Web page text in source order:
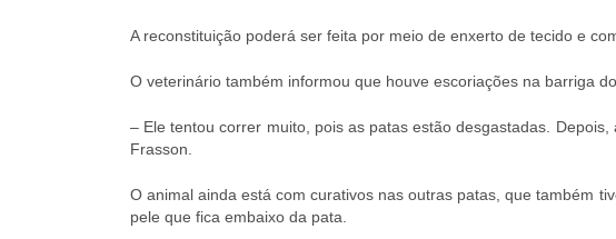
A reconstituição poderá ser feita por meio de enxerto de tecido e
O veterinário também informou que houve escoriações na barriga
– Ele tentou correr muito, pois as patas estão desgastadas.
Frasson.
O animal ainda está com curativos nas outras patas, que também
pele que fica embaixo da pata.